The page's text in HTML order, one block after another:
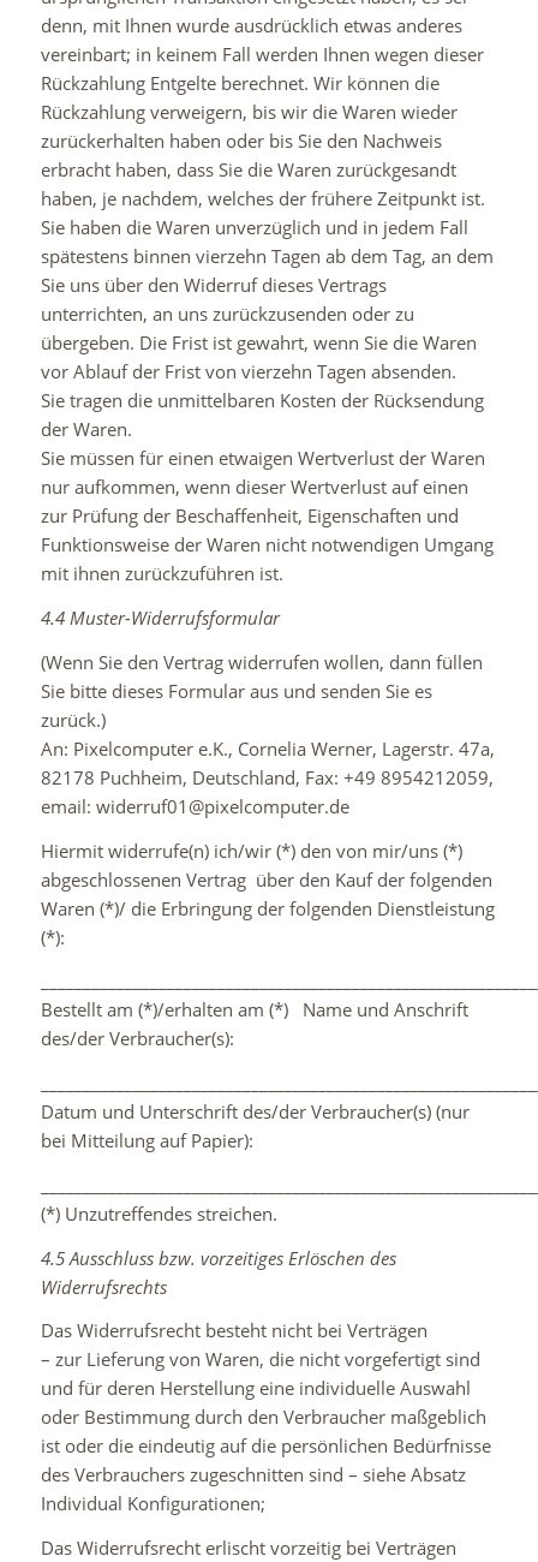
denn, mit Ihnen wurde ausdrücklich etwas anderes
vereinbart; in keinem Fall werden Ihnen wegen dieser
Rückzahlung Entgelte berechnet. Wir können die
Rückzahlung verweigern, bis wir die Waren wieder
zurückerhalten haben oder bis Sie den Nachweis
erbracht haben, dass Sie die Waren zurückgesandt
haben, je nachdem, welches der frühere Zeitpunkt ist.
Sie haben die Waren unverzüglich und in jedem Fall
spätestens binnen vierzehn Tagen ab dem Tag, an dem
Sie uns über den Widerruf dieses Vertrags
unterrichten, an uns zurückzusenden oder zu
übergeben. Die Frist ist gewahrt, wenn Sie die Waren
vor Ablauf der Frist von vierzehn Tagen absenden.
Sie tragen die unmittelbaren Kosten der Rücksendung
der Waren.
Sie müssen für einen etwaigen Wertverlust der Waren
nur aufkommen, wenn dieser Wertverlust auf einen
zur Prüfung der Beschaffenheit, Eigenschaften und
Funktionsweise der Waren nicht notwendigen Umgang
mit ihnen zurückzuführen ist.
4.4 Muster-Widerrufsformular
(Wenn Sie den Vertrag widerrufen wollen, dann füllen
Sie bitte dieses Formular aus und senden Sie es
zurück.)
An: Pixelcomputer e.K., Cornelia Werner, Lagerstr. 47a,
82178 Puchheim, Deutschland, Fax: +49 8954212059,
email: widerruf01@pixelcomputer.de
Hiermit widerrufe(n) ich/wir (*) den von mir/uns (*)
abgeschlossenen Vertrag über den Kauf der folgenden
Waren (*)/ die Erbringung der folgenden Dienstleistung
(*):
Bestellt am (*)/erhalten am (*) Name und Anschrift
des/der Verbraucher(s):
Datum und Unterschrift des/der Verbraucher(s) (nur
bei Mitteilung auf Papier):
(*) Unzutreffendes streichen.
4.5 Ausschluss bzw. vorzeitiges Erlöschen des
Widerrufsrechts
Das Widerrufsrecht besteht nicht bei Verträgen
– zur Lieferung von Waren, die nicht vorgefertigt sind
und für deren Herstellung eine individuelle Auswahl
oder Bestimmung durch den Verbraucher maßgeblich
ist oder die eindeutig auf die persönlichen Bedürfnisse
des Verbrauchers zugeschnitten sind – siehe Absatz
Individual Konfigurationen;
Das Widerrufsrecht erlischt vorzeitig bei Verträgen